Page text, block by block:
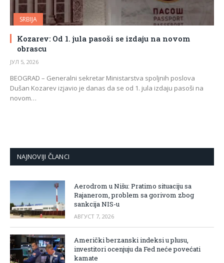
SRBIJA
Kozarev: Od 1. jula pasoši se izdaju na novom
obrascu
ЈУЛ 5, 2026
BEOGRAD – Generalni sekretar Ministarstva spoljnih poslova
Dušan Kozarev izjavio je danas da se od 1. jula izdaju pasoši na
novom…
NAJNOVIJI ČLANCI
Aerodrom u Nišu: Pratimo situaciju sa
Rajanerom, problem sa gorivom zbog
sankcija NIS-u
АВГУСТ 7, 2026
Američki berzanski indeksi u plusu,
investitori ocenjuju da Fed neće povećati
kamate